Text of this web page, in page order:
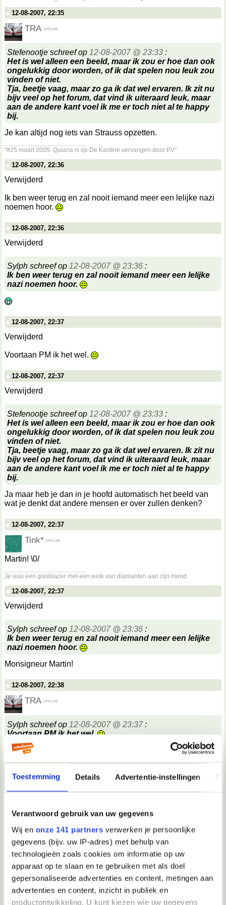
Toestemming Details Advertentie-instellingen
Verantwoord gebruik van uw gegevens
Wij en onze 141 partners verwerken je persoonlijke
gegevens (bijv. uw IP-adres) met behulp van
technologieën zoals cookies om informatie op uw
apparaat op te slaan en te gebruiken met als doel
gepersonaliseerde advertenties en content, metingen aan
advertenties en content, inzicht in publiek en
productontwikkeling. U kunt kiezen wie uw gegevens
12-08-2007, 22:35
TRA
Stefenootje schreef op 12-08-2007 @ 23:33 :
Het is wel alleen een beeld, maar ik zou er hoe dan ook
ongelukkig door worden, of ik dat spelen nou leuk zou
vinden of niet.
Tja, beetje vaag, maar zo ga ik dat wel ervaren. Ik zit nu
bijv veel op het forum, dat vind ik uiteraard leuk, maar
aan de andere kant voel ik me er toch niet al te happy
bij.
Je kan altijd nog iets van Strauss opzetten.
"#25 maart 2005: Quiana is op De Kantine vervangen door PV"
12-08-2007, 22:36
Verwijderd
Ik ben weer terug en zal nooit iemand meer een lelijke nazi
noemen hoor.
12-08-2007, 22:36
Verwijderd
Sylph schreef op 12-08-2007 @ 23:36 :
Ik ben weer terug en zal nooit iemand meer een lelijke
nazi noemen hoor.
12-08-2007, 22:37
Verwijderd
Voortaan PM ik het wel.
12-08-2007, 22:37
Verwijderd
Stefenootje schreef op 12-08-2007 @ 23:33 :
Het is wel alleen een beeld, maar ik zou er hoe dan ook
ongelukkig door worden, of ik dat spelen nou leuk zou
vinden of niet.
Tja, beetje vaag, maar zo ga ik dat wel ervaren. Ik zit nu
bijv veel op het forum, dat vind ik uiteraard leuk, maar
aan de andere kant voel ik me er toch niet al te happy
bij.
Ja maar heb je dan in je hoofd automatisch het beeld van
wat je denkt dat andere mensen er over zullen denken?
12-08-2007, 22:37
Tink*
Martin! \0/
Je was een glasblazer met een wolk van diamanten aan zijn mond
12-08-2007, 22:37
Verwijderd
Sylph schreef op 12-08-2007 @ 23:36 :
Ik ben weer terug en zal nooit iemand meer een lelijke
nazi noemen hoor.
Monsigneur Martin!
12-08-2007, 22:38
TRA
Sylph schreef op 12-08-2007 @ 23:37:
Voortaan PM ik het wel.
"#25 maart 2005: Quiana is op De Kantine vervangen door PV"
12-08-2007, 22:38
Stefenootje, je moet niet zoveel nadenken over wat andere
mensen misschien wel niet zouden kunnen denken.
is alleen maar vermoeiend. Gewoon doen wat jij wilt en
/caren wat anderen denken!
__________________
Je was een glasblazer met een wolk van diamanten aan zijn mond
12-08-2007, 22:38
TRA